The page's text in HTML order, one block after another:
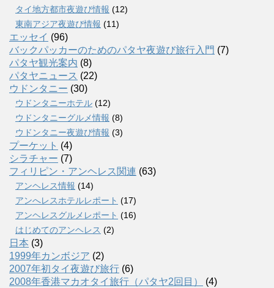
タイ地方都市夜遊び情報 (12)
東南アジア夜遊び情報 (11)
エッセイ (96)
バックパッカーのためのパタヤ夜遊び旅行入門 (7)
パタヤ観光案内 (8)
パタヤニュース (22)
ウドンタニー (30)
ウドンタニーホテル (12)
ウドンタニーグルメ情報 (8)
ウドンタニー夜遊び情報 (3)
プーケット (4)
シラチャー (7)
フィリピン・アンヘレス関連 (63)
アンヘレス情報 (14)
アンへレスホテルレポート (17)
アンヘレスグルメレポート (16)
はじめてのアンヘレス (2)
日本 (3)
1999年カンボジア (2)
2007年初タイ夜遊び旅行 (6)
2008年香港マカオタイ旅行（パタヤ2回目）
(4)